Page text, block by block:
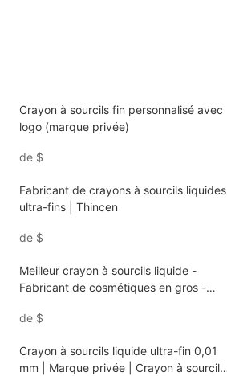
Crayon à sourcils fin personnalisé avec
logo (marque privée)
de $
Fabricant de crayons à sourcils liquides
ultra-fins | Thincen
de $
Meilleur crayon à sourcils liquide -
Fabricant de cosmétiques en gros -
de $
Crayon à sourcils liquide ultra-fin 0,01
mm | Marque privée | Crayon à sourcils